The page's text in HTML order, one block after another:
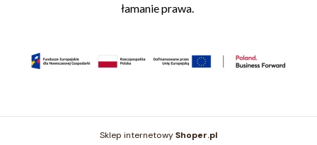
łamanie prawa.
Sklep internetowyShoper.pl